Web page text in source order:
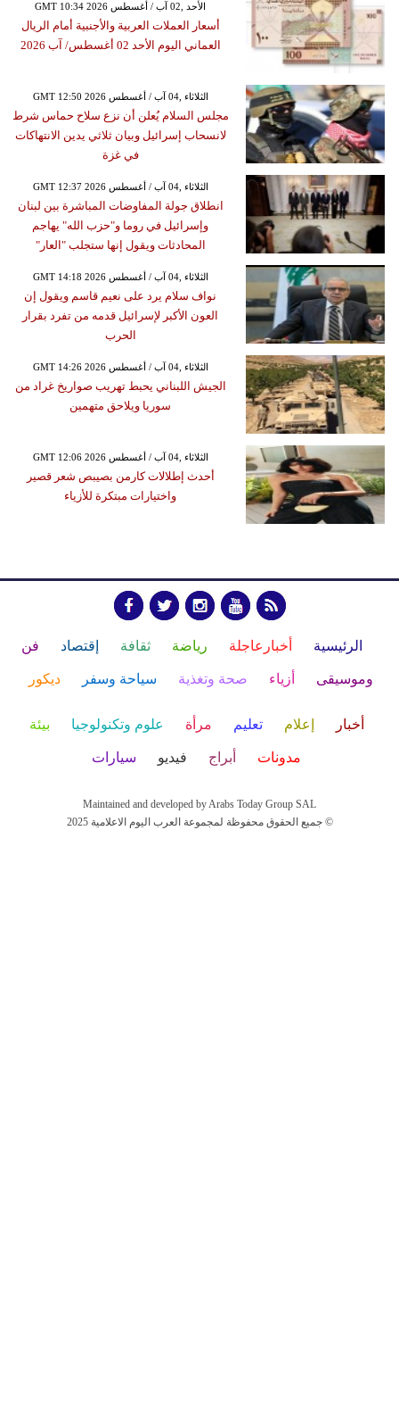
GMT 10:34 2026 الأحد ,02 آب / أغسطس
أسعار العملات العربية والأجنبية أمام الريال
العماني اليوم الأحد 02 أغسطس/ آب 2026
GMT 12:50 2026 الثلاثاء ,04 آب / أغسطس
مجلس السلام يُعلن أن نزع سلاح حماس شرط
لانسحاب إسرائيل وبيان ثلاثي يدين الانتهاكات
في غزة
GMT 12:37 2026 الثلاثاء ,04 آب / أغسطس
انطلاق جولة المفاوضات المباشرة بين لبنان
وإسرائيل في روما و"حزب الله" يهاجم
المحادثات ويقول إنها ستجلب "العار"
GMT 14:18 2026 الثلاثاء ,04 آب / أغسطس
نواف سلام يرد على نعيم قاسم ويقول إن
العون الأكبر لإسرائيل قدمه من تفرد بقرار
الحرب
GMT 14:26 2026 الثلاثاء ,04 آب / أغسطس
الجيش اللبناني يحبط تهريب صواريخ غراد من
سوريا ويلاحق متهمين
GMT 12:06 2026 الثلاثاء ,04 آب / أغسطس
أحدث إطلالات كارمن بصيبص شعر قصير
واختيارات مبتكرة للأزياء
الرئيسية أخبارعاجلة رياضة ثقافة إقتصاد فن
وموسيقى أزياء صحة وتغذية سياحة وسفر ديكور
أخبار إعلام تعليم مرأة علوم وتكنولوجيا بيئة
مدونات أبراج فيديو سيارات
Maintained and developed by Arabs Today Group SAL
جميع الحقوق محفوظة لمجموعة العرب اليوم الاعلامية 2025 ©